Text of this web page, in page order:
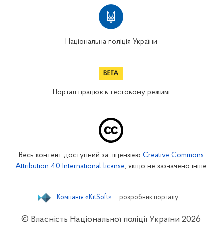
Національна поліція України
Портал працює в тестовому режимі
Весь контент доступний за ліцензією Creative Commons
Attribution 4.0 International license, якщо не зазначено інше
© Власність Національної поліції України 2026
Компанія «KitSoft» — розробник порталу